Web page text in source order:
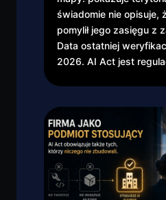
świadomie nie opisuje,
pomylił jego zasięgu z
Data ostatniej
2026. AI Act jest